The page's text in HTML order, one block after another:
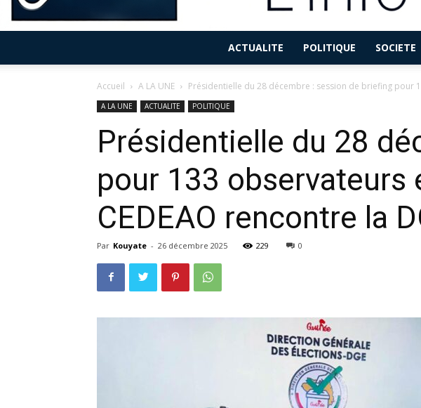
ACTUALITE POLITIQUE SOCIETE
Accueil A LA UNE Présidentielle du 28 décembre : session de briefing pour
A LA UNE ACTUALITE POLITIQUE
Présidentielle du 28
pour 133 observateurs
CEDEAO rencontre la
Par Kouyate - 26 décembre 2025 229 0